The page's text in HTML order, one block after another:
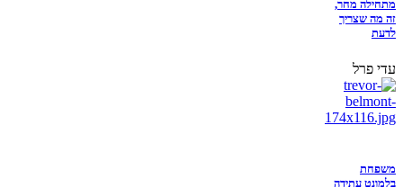
מתחילה מחר,
זה מה שצריך
לדעת
עדי פרל
משפחת
בלמונט עתידה